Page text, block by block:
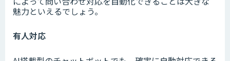
魅力といえるでしょう。
有人対応